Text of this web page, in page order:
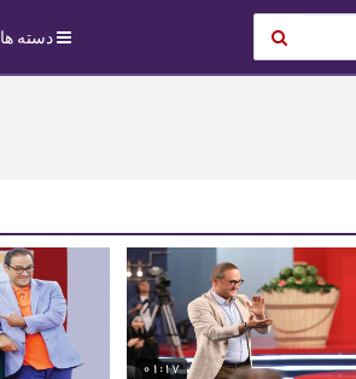
دسته ها
01:17